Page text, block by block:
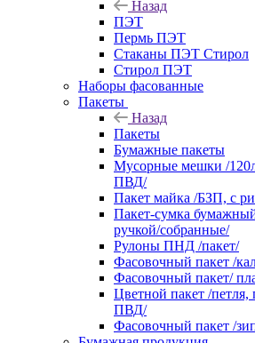
Назад
ПЭТ
Пермь ПЭТ
Стаканы ПЭТ Стирол
Стирол ПЭТ
Наборы фасованные
Пакеты
Назад
Пакеты
Бумажные пакеты
Мусорные мешки /
ПВД/
Пакет майка /БЗП, с
Пакет-сумка
ручкой/собранные/
Рулоны ПНД /пакет/
Фасовочный пакет /
Фасовочный пакет/
Цветной пакет /
ПВД/
Фасовочный пакет /